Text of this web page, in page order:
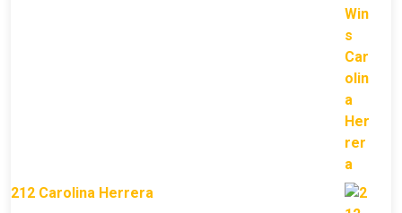
212 Carolina Herrera